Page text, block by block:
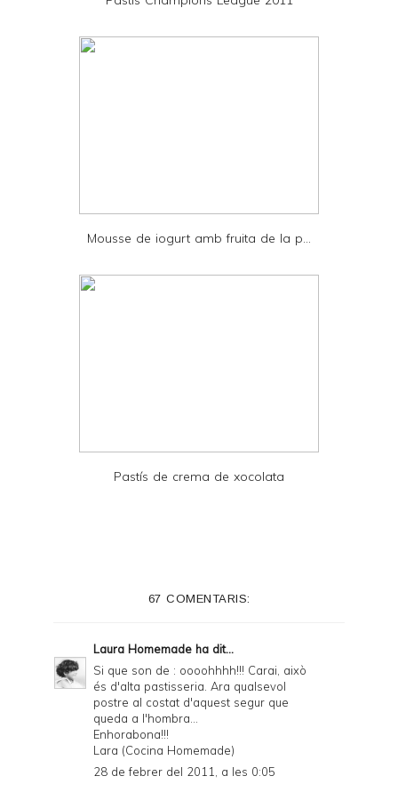
d
Mousse de iogurt amb fruita de la p...
Pastís de crema de xocolata
67 COMENTARIS:
Laura Homemade ha dit...
Si que son de : oooohhhh!!! Carai, això
és d'alta pastisseria. Ara qualsevol
postre al costat d'aquest segur que
queda a l'hombra...
Enhorabona!!!
Lara (Cocina Homemade)
28 de febrer del 2011, a les 0:05